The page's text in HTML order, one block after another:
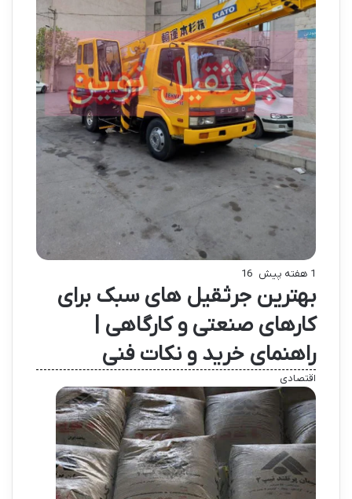
1 هفته پیش 16
بهترین جرثقیل های سبک برای
کارهای صنعتی و کارگاهی |
راهنمای خرید و نکات فنی
اقتصادی